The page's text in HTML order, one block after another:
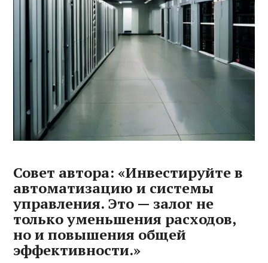
Совет автора: «Инвестируйте в
автоматизацию и системы
управления. Это — залог не
только уменьшения расходов,
но и повышения общей
эффективности.»